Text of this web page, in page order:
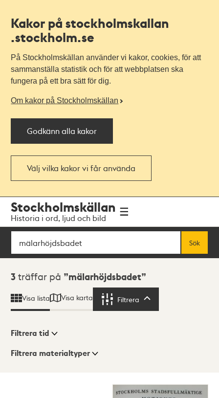
Kakor på stockholmskallan
.stockholm.se
På Stockholmskällan använder vi kakor, cookies, för att
sammanställa statistik och för att webbplatsen ska
fungera på ett bra sätt för dig.
Om kakor på Stockholmskällan
Godkänn alla kakor
Välj vilka kakor vi får använda
navigationen
huvudinnehållet
Stockholmskällan
Historia i ord, ljud och bild
Sök
Sök
Sökresultat
3 träffar på mälarhöjdsbadet
Visa lista Visa karta Filtrera
Visningsläge
Filtrera tid
Filtrera materialtyper